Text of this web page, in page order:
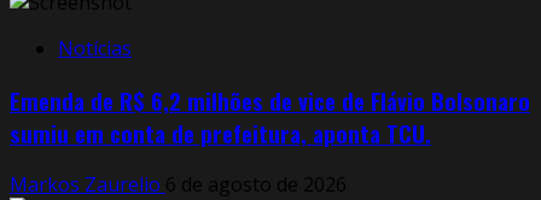
Notícias
Emenda de R$ 6,2 milhões de vice de Flávio Bolsonaro
sumiu em conta de prefeitura, aponta TCU.
Markos Zaurelio 6 de agosto de 2026